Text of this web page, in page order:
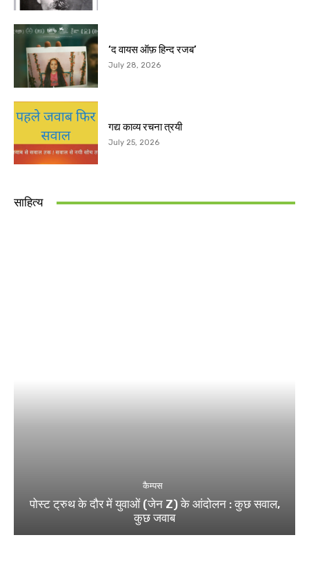
‘द वायस ऑफ़ हिन्द रजब’
July 28, 2026
गद्य काव्य रचना त्रयी
July 25, 2026
साहित्य
कैम्पस
पोस्ट ट्रुथ के दौर में युवाओं (जेन Z) के आंदोलन : कुछ सवाल,
कुछ जवाब